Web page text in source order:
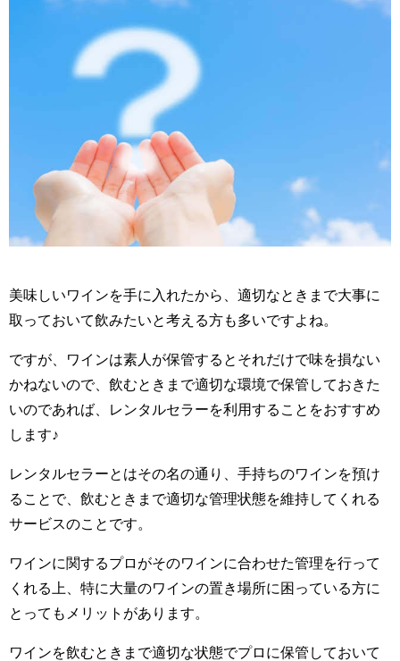
美味しいワインを手に入れたから、適切なときまで大事に
取っておいて飲みたいと考える方も多いですよね。
ですが、ワインは素人が保管するとそれだけで味を損ない
かねないので、飲むときまで適切な環境で保管しておきた
いのであれば、レンタルセラーを利用することをおすすめ
します♪
レンタルセラーとはその名の通り、手持ちのワインを預け
ることで、飲むときまで適切な管理状態を維持してくれる
サービスのことです。
ワインに関するプロがそのワインに合わせた管理を行って
くれる上、特に大量のワインの置き場所に困っている方に
とってもメリットがあります。
ワインを飲むときまで適切な状態でプロに保管しておいて